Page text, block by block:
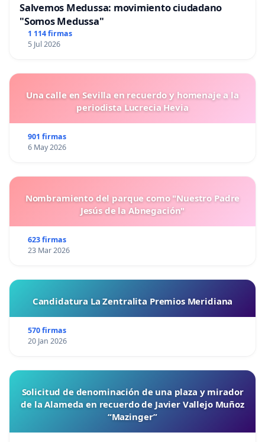
Salvemos Medussa: movimiento ciudadano
"Somos Medussa"
1 114 firmas
5 Jul 2026
Una calle en Sevilla en recuerdo y homenaje a la
periodista Lucrecia Hevia
901 firmas
6 May 2026
Nombramiento del parque como "Nuestro Padre
Jesús de la Abnegación"
623 firmas
23 Mar 2026
Candidatura La Zentralita Premios Meridiana
570 firmas
20 Jan 2026
Solicitud de denominación de una plaza y mirador
de la Alameda en recuerdo de Javier Vallejo Muñoz
“Mazinger”